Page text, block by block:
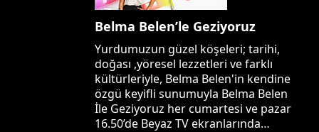
Belma Belen’le Geziyoruz
Yurdumuzun güzel köşeleri; tarihi,
doğası ,yöresel lezzetleri ve farklı
kültürleriyle, Belma Belen'in kendine
özgü keyifli sunumuyla Belma Belen
İle Geziyoruz her cumartesi ve pazar
16.50’de Beyaz TV ekranlarında…